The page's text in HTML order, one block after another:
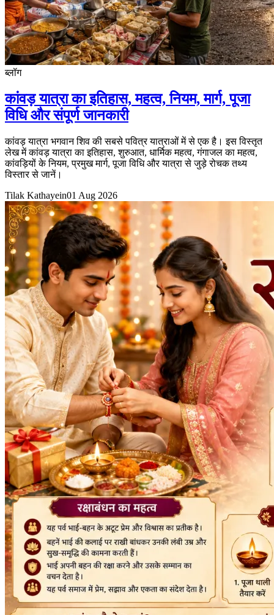
ब्लॉग
कांवड़ यात्रा का इतिहास, महत्व, नियम, मार्ग, पूजा
विधि और संपूर्ण जानकारी
कांवड़ यात्रा भगवान शिव की सबसे पवित्र यात्राओं में से एक है। इस विस्तृत
लेख में कांवड़ यात्रा का इतिहास, शुरुआत, धार्मिक महत्व, गंगाजल का महत्व,
कांवड़ियों के नियम, प्रमुख मार्ग, पूजा विधि और यात्रा से जुड़े रोचक तथ्य
विस्तार से जानें।
Tilak Kathayein01 Aug 2026